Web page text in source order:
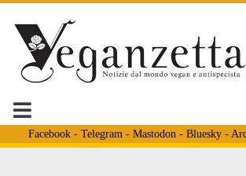
Facebook- Telegram - Mastodon - Bluesky-